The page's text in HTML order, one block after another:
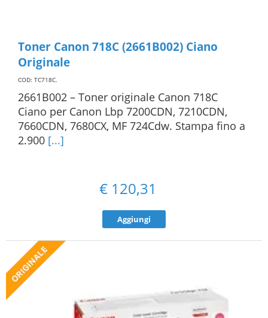
Toner Canon 718C (2661B002) Ciano
Originale
COD: TC718C.
2661B002 – Toner originale Canon 718C
Ciano per Canon Lbp 7200CDN, 7210CDN,
7660CDN, 7680CX, MF 724Cdw. Stampa fino a
2.900 [...]
€ 120,31
Aggiungi